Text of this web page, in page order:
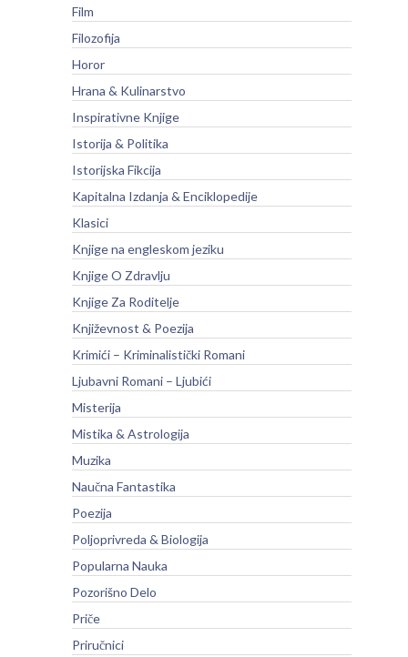
Film
Filozofija
Horor
Hrana & Kulinarstvo
Inspirativne Knjige
Istorija & Politika
Istorijska Fikcija
Kapitalna Izdanja & Enciklopedije
Klasici
Knjige na engleskom jeziku
Knjige O Zdravlju
Knjige Za Roditelje
Književnost & Poezija
Krimići – Kriminalistički Romani
Ljubavni Romani – Ljubići
Misterija
Mistika & Astrologija
Muzika
Naučna Fantastika
Poezija
Poljoprivreda & Biologija
Popularna Nauka
Pozorišno Delo
Priče
Priručnici